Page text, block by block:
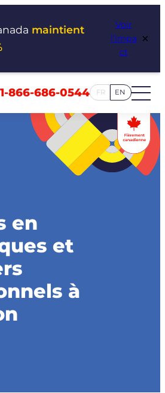
maintient
Voir
l’impa
ct
×
1-866-686-0544 FR EN
en
et
à